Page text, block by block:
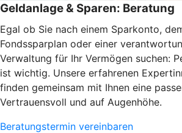
Geldanlage & Sparen: Beratung
Egal ob Sie nach einem Sparkonto,
Fondssparplan oder einer
Verwaltung für Ihr Vermögen suchen:
ist wichtig. Unsere erfahrenen
finden gemeinsam mit Ihnen eine
Vertrauensvoll und auf Augenhöhe.
Beratungstermin vereinbaren